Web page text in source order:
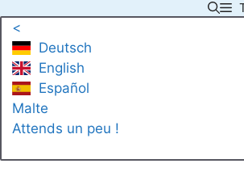
content
<
Deutsch
English
Español
Malte
Attends un peu !